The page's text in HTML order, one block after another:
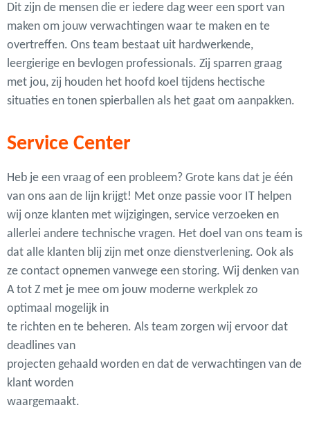
Dit zijn de mensen die er iedere dag weer een sport van
maken om jouw verwachtingen waar te maken en te
overtreffen. Ons team bestaat uit hardwerkende,
leergierige en bevlogen professionals. Zij sparren graag
met jou, zij houden het hoofd koel tijdens hectische
situaties en tonen spierballen als het gaat om aanpakken.
Service Center
Heb je een vraag of een probleem? Grote kans dat je één
van ons aan de lijn krijgt! Met onze passie voor IT helpen
wij onze klanten met wijzigingen, service verzoeken en
allerlei andere technische vragen. Het doel van ons team is
dat alle klanten blij zijn met onze dienstverlening. Ook als
ze contact opnemen vanwege een storing. Wij denken van
A tot Z met je mee om jouw moderne werkplek zo
optimaal mogelijk in
te richten en te beheren. Als team zorgen wij ervoor dat
deadlines van
projecten gehaald worden en dat de verwachtingen van de
klant worden
waargemaakt.